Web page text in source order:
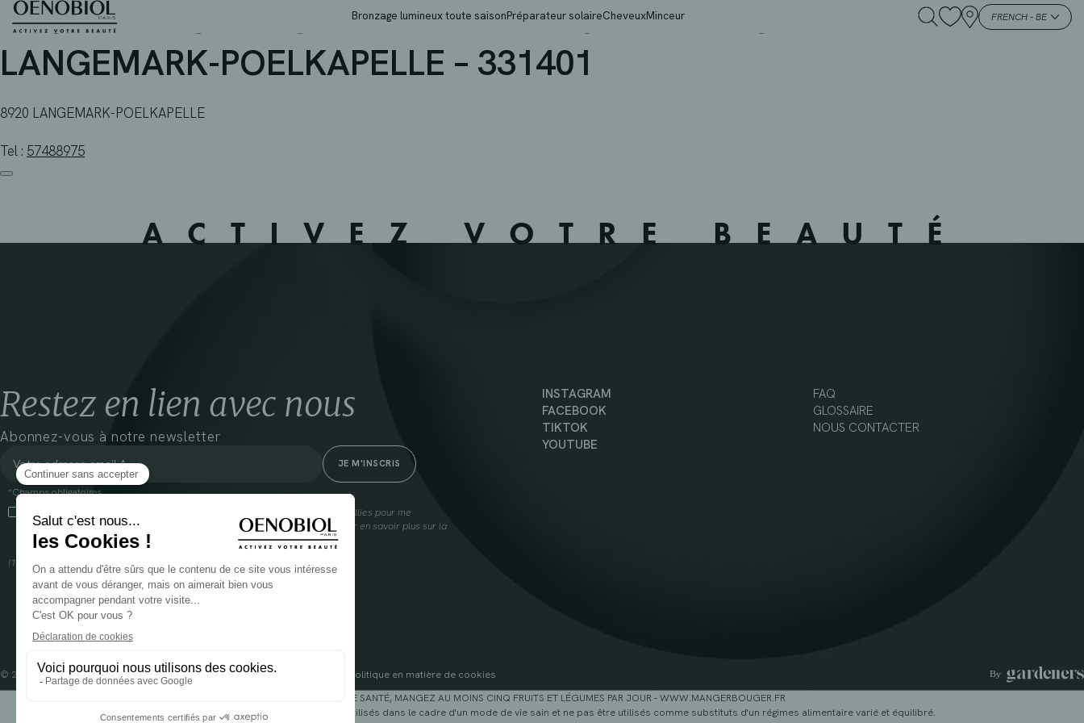
Skip
Bronzage lumineux toute saisonPréparateur solaireCheveuxMinceur FRENCH - BE
APOTHEEK OMNI-CHIMIE N.V. – LANGEMARK-POELKAPELLE –
LANGEMARK-POELKAPELLE – 331401
8920 LANGEMARK-POELKAPELLE
Tel : 57488975
ACTIVEZ VOTRE BEAUTÉ
Restez en lien avec nous
Abonnez-vous à notre newsletter
*Champs obligatoires
En cliquant sur cette case, j’accepte que Cooper(1) traite les données recueillies pour me
communiquer des informations commerciales sur ses produits et offres. Pour en savoir plus sur la
gestion de vos données et vos droits, rendez-vousici
(1) Coopération pharmaceutique Française, RCS Melun 399 227 636
INSTAGRAM
FACEBOOK
TIKTOK
YOUTUBE
FAQ
GLOSSAIRE
NOUS CONTACTER
© 2024 OENOBIOL PARISMentions légalesConditions Générales d’Utilisation
Politique en matière de cookies
POUR VOTRE SANTÉ, MANGEZ AU MOINS CINQ FRUITS ET LÉGUMES PAR JOUR - WWW.MANGERBOUGER.FR
Les complément alimentaires doivent être utilisés dans le cadre d'un mode de vie sain et ne pas être utilisés comme substituts d'un régimes alimentaire varié et équilibré.